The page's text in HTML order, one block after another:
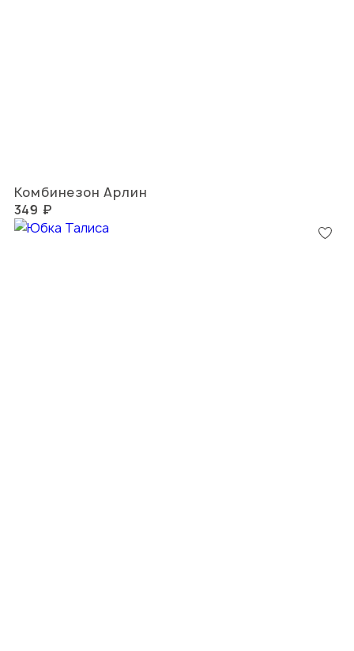
Комбинезон Арлин
349 ₽